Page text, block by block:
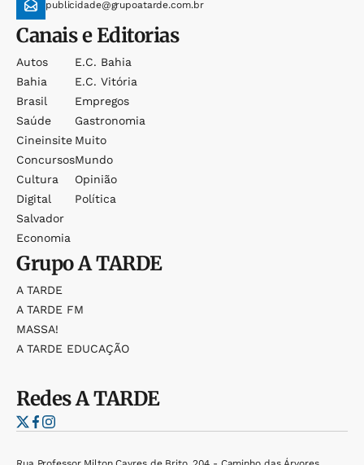
publicidade@grupoatarde.com.br
Canais e Editorias
Autos
Bahia
Brasil
Saúde
Cineinsite
Concursos
Cultura
Digital
Salvador
Economia
E.c. Bahia
E.c. Vitória
Empregos
Gastronomia
Muito
Mundo
Opinião
Política
GrupoA TARDE
A TARDE
A TARDE FM
MASSA!
A TARDE EDUCAÇÃO
RedesA TARDE